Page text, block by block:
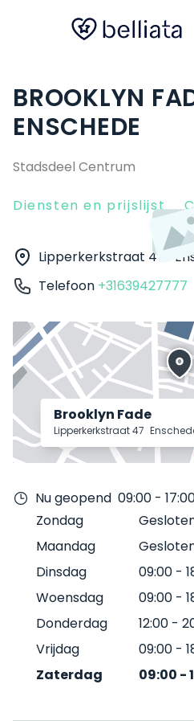
BROOKLYN
ENSCHEDE
Stadsdeel Centrum
Diensten en prijslijst
Lipperkerkstraat 47
Telefoon +31639427777
Brooklyn Fade
Lipperkerkstraat 47
Nu geopend 09:00 -
Zondag
Maandag
Dinsdag
09:00 -
Woensdag
09:00 -
Donderdag
12:00 -
Vrijdag
09:00 -
Zaterdag
09:00 -